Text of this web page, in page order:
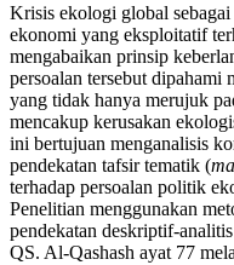
Krisis ekologi global
ekonomi yang eksploitatif
mengabaikan prinsip
persoalan tersebut dipahami
yang tidak hanya merujuk
mencakup kerusakan
ini bertujuan menganalisis
pendekatan tafsir tematik (
terhadap persoalan politik
Penelitian menggunakan
pendekatan deskriptif-
QS. Al-Qashash ayat 77